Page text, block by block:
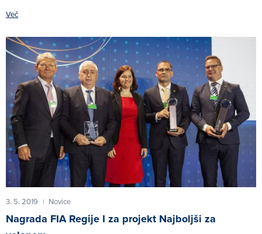
Več
3. 5. 2019 | Novice
Nagrada FIA Regije I za projekt Najboljši za